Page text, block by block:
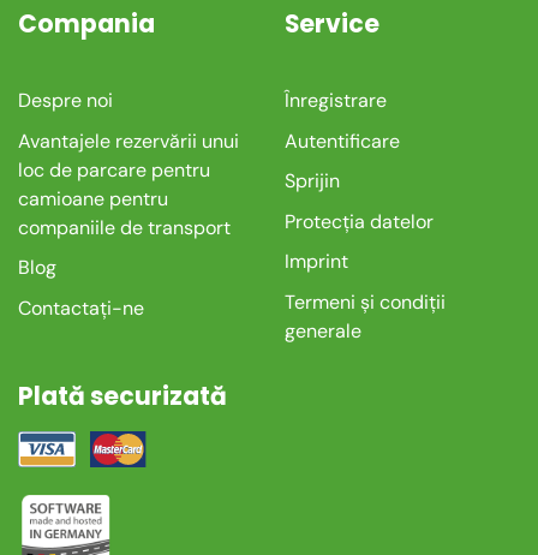
Compania
Despre noi
Avantajele rezervării unui
loc de parcare pentru
camioane pentru
companiile de transport
Blog
Contactați-ne
Service
Înregistrare
Autentificare
Sprijin
Protecția datelor
Imprint
Termeni și condiții
generale
Plată securizată